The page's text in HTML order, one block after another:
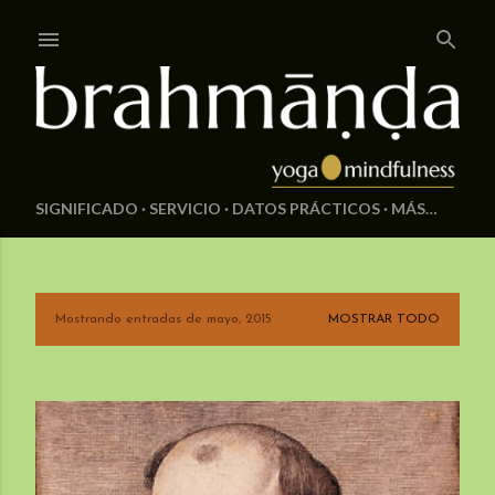
SIGNIFICADO SERVICIO DATOS PRÁCTICOS MÁS…
E
t
r
a
Mostrando entradas de mayo, 2015 MOSTRAR TODO